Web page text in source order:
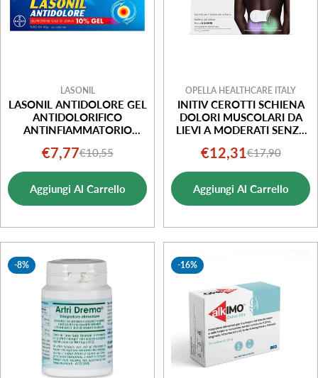
LASONIL
LASONIL ANTIDOLORE GEL
ANTIDOLORIFICO
ANTINFIAMMATORIO
Prezzo
di
vendita
€7,77Prezzo
normale
€10,55
Aggiungi Al Carrello
OPELLA HEALTHCARE ITALY
INITIV CEROTTI SCHIENA
DOLORI MUSCOLARI DA
LIEVI A MODERATI SENZA
Prezzo
di
vendita
€12,31Prezzo
normale
€17,90
Aggiungi Al Carrello
-8% -16%